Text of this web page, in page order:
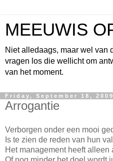
MEEUWIS
Niet alledaags, maar wel van
vragen los die wellicht om
van het moment.
Friday, September 18, 2009
Arrogantie
Verborgen onder een mooi
Is te zien de reden van hun
Het management heeft